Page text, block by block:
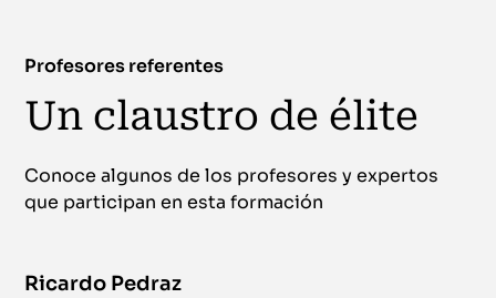
Profesores referentes
Un claustro de élite
Conoce algunos de los profesores y expertos
que participan en esta formación
Ricardo Pedraz